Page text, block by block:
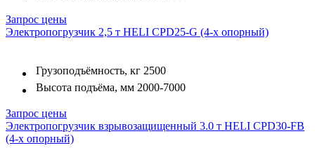
Запрос цены
Электропогрузчик 2,5 т HELI CPD25-G (4-х опорный)
Грузоподъёмность, кг 2500
Высота подъёма, мм 2000-7000
Запрос цены
Электропогрузчик взрывозащищенный 3.0 т HELI CPD30-FB
(4-х опорный)